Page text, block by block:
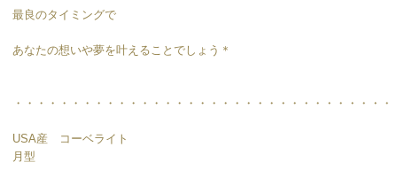
最良のタイミングで
あなたの想いや夢を叶えることでしょう＊
・・・・・・・・・・・・・・・・・・・・・・・・・・・・・・・・
USA産 コーベライト
月型